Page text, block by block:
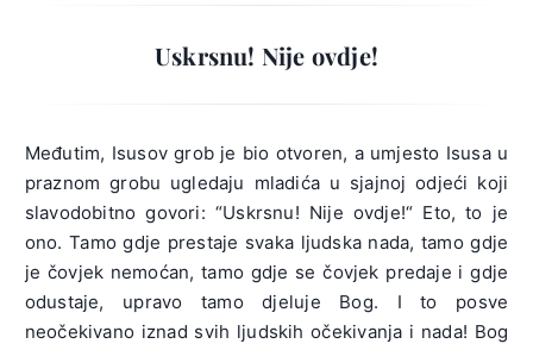
Uskrsnu! Nije ovdje!
Međutim, Isusov grob je bio otvoren, a umjesto Isusa u
praznom grobu ugledaju mladića u sjajnoj odjeći koji
slavodobitno govori: “Uskrsnu! Nije ovdje!“ Eto, to je
ono. Tamo gdje prestaje svaka ljudska nada, tamo gdje
je čovjek nemoćan, tamo gdje se čovjek predaje i gdje
odustaje, upravo tamo djeluje Bog. I to posve
neočekivano iznad svih ljudskih očekivanja i nada! Bog